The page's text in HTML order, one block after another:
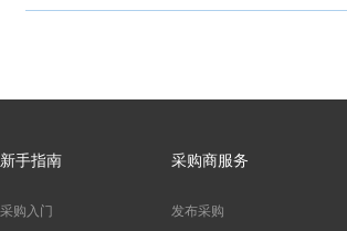
新手指南
采购入门
采购商服务
发布采购